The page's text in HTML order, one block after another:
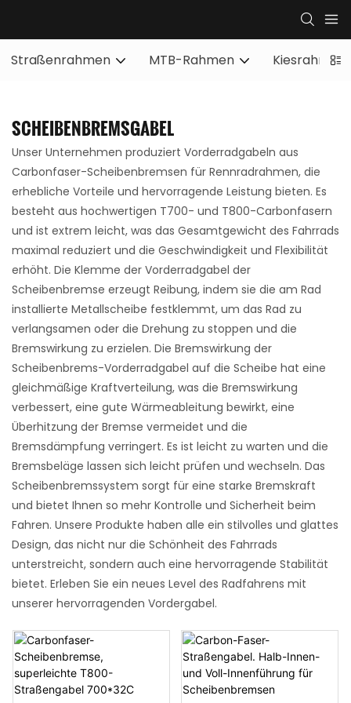
Straßenrahmen MTB-Rahmen Kiesrahmen
SCHEIBENBREMSGABEL
Unser Unternehmen produziert Vorderradgabeln aus
Carbonfaser-Scheibenbremsen für Rennradrahmen, die
erhebliche Vorteile und hervorragende Leistung bieten. Es
besteht aus hochwertigen T700- und T800-Carbonfasern
und ist extrem leicht, was das Gesamtgewicht des Fahrrads
maximal reduziert und die Geschwindigkeit und Flexibilität
erhöht. Die Klemme der Vorderradgabel der
Scheibenbremse erzeugt Reibung, indem sie die am Rad
installierte Metallscheibe festklemmt, um das Rad zu
verlangsamen oder die Drehung zu stoppen und die
Bremswirkung zu erzielen. Die Bremswirkung der
Scheibenbrems-Vorderradgabel auf die Scheibe hat eine
gleichmäßige Kraftverteilung, was die Bremswirkung
verbessert, eine gute Wärmeableitung bewirkt, eine
Überhitzung der Bremse vermeidet und die
Bremsdämpfung verringert. Es ist leicht zu warten und die
Bremsbeläge lassen sich leicht prüfen und wechseln. Das
Scheibenbremssystem sorgt für eine starke Bremskraft
und bietet Ihnen so mehr Kontrolle und Sicherheit beim
Fahren. Unsere Produkte haben alle ein stilvolles und glattes
Design, das nicht nur die Schönheit des Fahrrads
unterstreicht, sondern auch eine hervorragende Stabilität
bietet. Erleben Sie ein neues Level des Radfahrens mit
unserer hervorragenden Vordergabel.